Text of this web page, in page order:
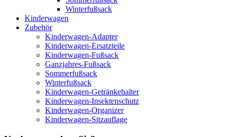
Winterfußsack
Kinderwagen
Zubehör
Kinderwagen-Adapter
Kinderwagen-Ersatzteile
Kinderwagen-Fußsack
Ganzjahres-Fußsack
Sommerfußsack
Winterfußsack
Kinderwagen-Getränkehalter
Kinderwagen-Insektenschutz
Kinderwagen-Organizer
Kinderwagen-Sitzauflage